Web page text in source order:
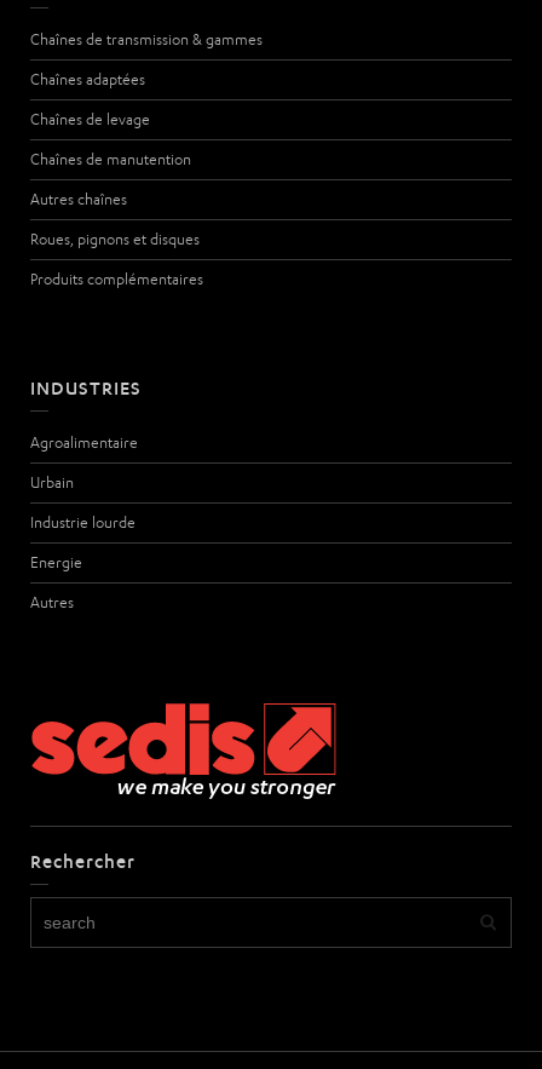
Chaînes de transmission & gammes
Chaînes adaptées
Chaînes de levage
Chaînes de manutention
Autres chaînes
Roues, pignons et disques
Produits complémentaires
INDUSTRIES
Agroalimentaire
Urbain
Industrie lourde
Energie
Autres
Rechercher